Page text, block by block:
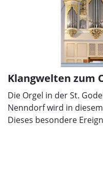
Klangwelten zum
Die Orgel in der St.
Nenndorf wird in diesem
Dieses besondere